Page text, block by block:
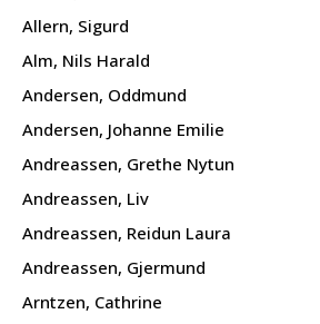
Allern, Sigurd
Alm, Nils Harald
Andersen, Oddmund
Andersen, Johanne Emilie
Andreassen, Grethe Nytun
Andreassen, Liv
Andreassen, Reidun Laura
Andreassen, Gjermund
Arntzen, Cathrine